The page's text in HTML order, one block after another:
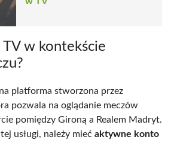
TV w kontekście
platforma stworzona przez
pozwala na oglądanie meczów
pomiędzy Gironą a Realem Madryt.
usługi, należy mieć aktywne konto